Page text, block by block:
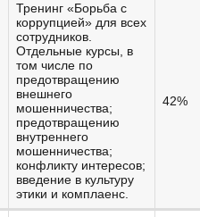
Тренинг «Борьба с
коррупцией» для всех
сотрудников.
Отдельные курсы, в
том числе по
предотвращению
внешнего
мошенничества;
предотвращению
внутреннего
мошенничества;
конфликту интересов;
введение в культуру
этики и комплаенс.
42%